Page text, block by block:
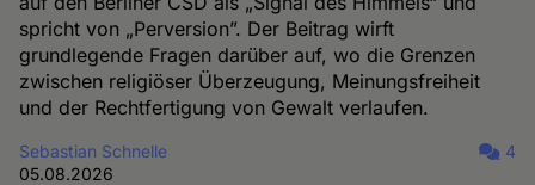
spricht von „Perversion”. Der Beitrag wirft
grundlegende Fragen darüber auf, wo die Grenzen
zwischen religiöser Überzeugung, Meinungsfreiheit
und der Rechtfertigung von Gewalt verlaufen.
Sebastian Schnelle
05.08.2026
4